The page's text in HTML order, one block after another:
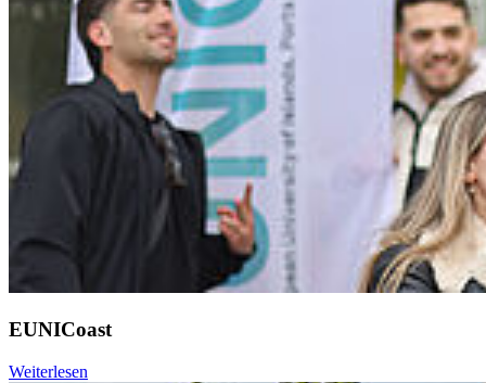
EUNICoast
Weiterlesen